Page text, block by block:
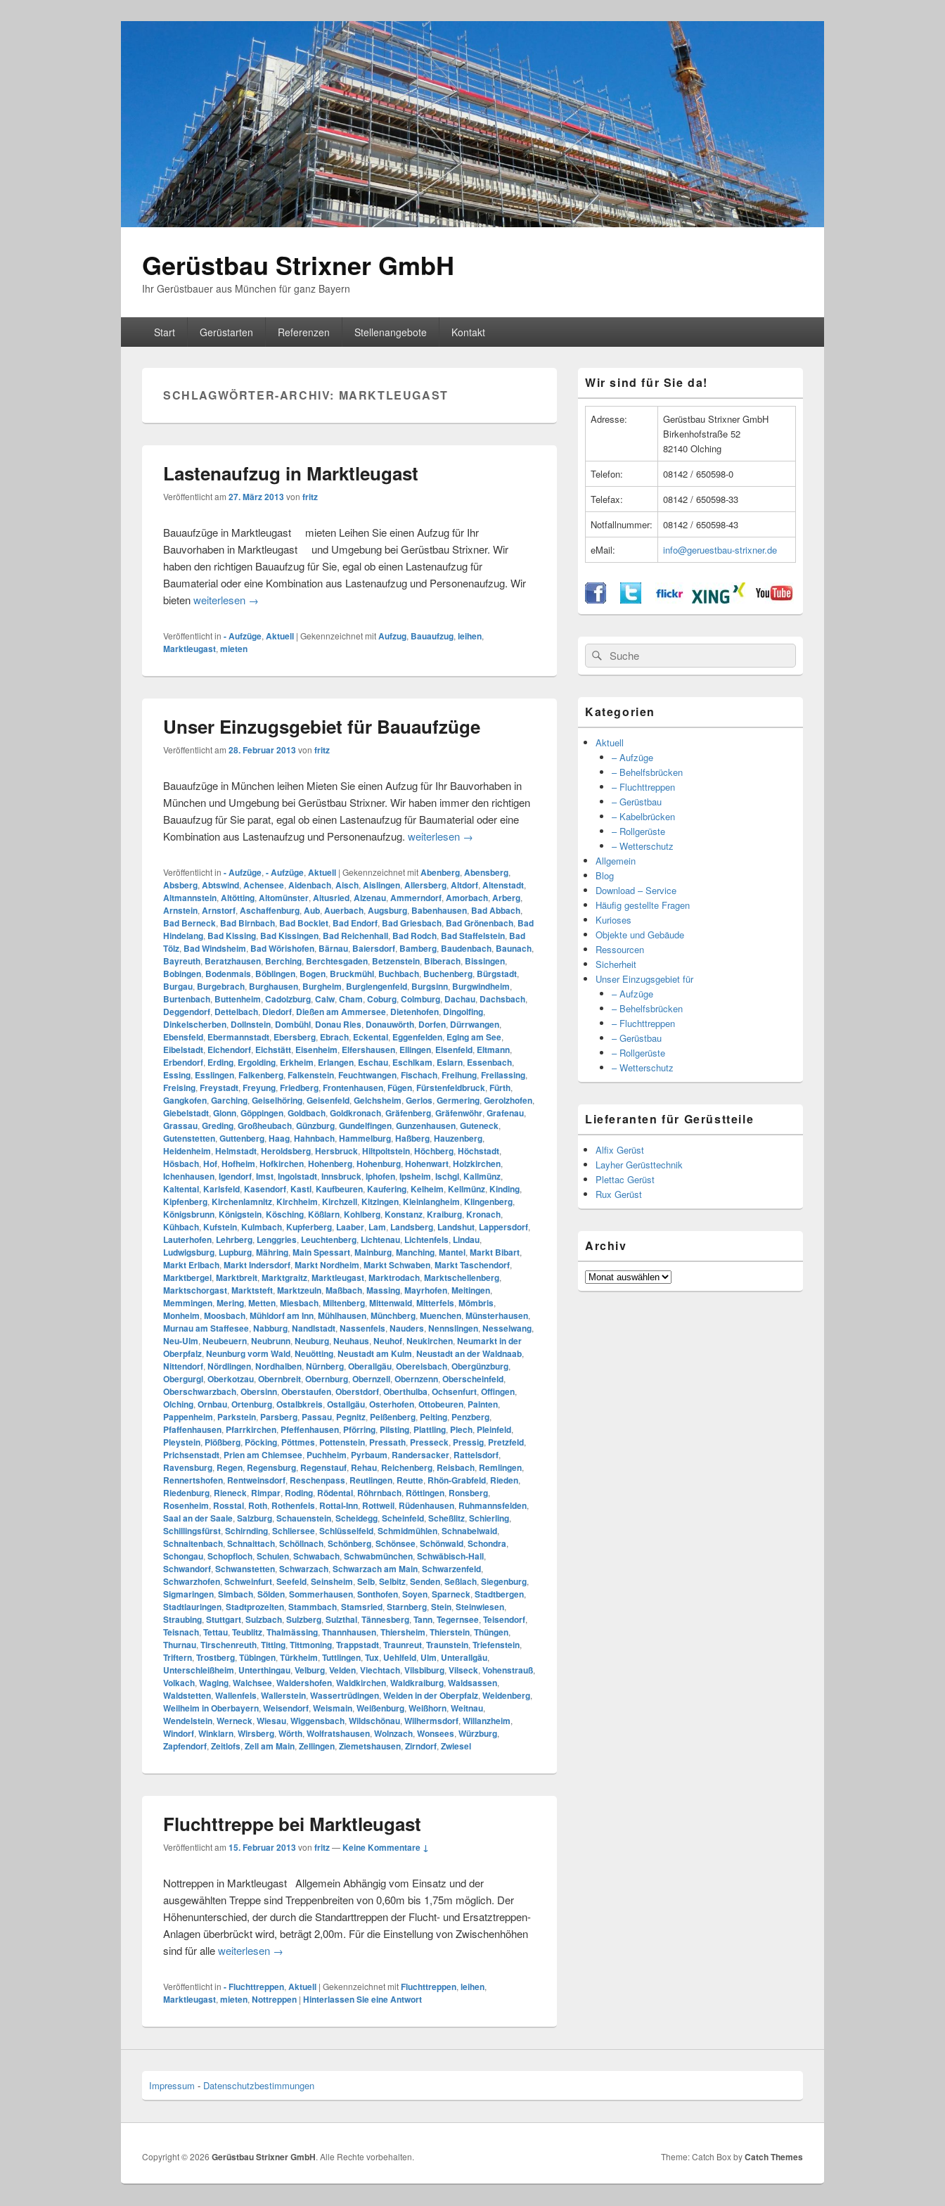
Gerüstbau Strixner GmbH
Ihr Gerüstbauer aus München für ganz Bayern
Start Gerüstarten Referenzen Stellenangebote Kontakt
SCHLAGWÖRTER-ARCHIV: MARKTLEUGAST
Lastenaufzug in Marktleugast
Veröffentlicht am 27. März 2013von fritz
Bauaufzüge in Marktleugast mieten Leihen Sie einen Aufzug für Ihr
Bauvorhaben in Marktleugast und Umgebung bei Gerüstbau Strixner. Wir
haben den richtigen Bauaufzug für Sie, egal ob einen Lastenaufzug für
Baumaterial oder eine Kombination aus Lastenaufzug und Personenaufzug. Wir
bietenweiterlesen Lastenaufzug in Marktleugast
→
Veröffentlicht in - Aufzüge, Aktuell | Gekennzeichnet mitAufzug, Bauaufzug, leihen,
Marktleugast, mieten
Unser Einzugsgebiet für Bauaufzüge
Veröffentlicht am 28. Februar 2013von fritz
Bauaufzüge in München leihen Mieten Sie einen Aufzug für Ihr Bauvorhaben in
München und Umgebung bei Gerüstbau Strixner. Wir haben immer den richtigen
Bauaufzug für Sie parat, egal ob einen Lastenaufzug für Baumaterial oder eine
Kombination aus Lastenaufzug und Personenaufzug. weiterlesen Unser Einzugsgebiet für Bauaufzüge
→
Veröffentlicht in - Aufzüge, - Aufzüge, Aktuell | Gekennzeichnet mitAbenberg, Abensberg,
Absberg, Abtswind, Achensee, Aidenbach, Aisch, Aislingen, Allersberg, Altdorf, Altenstadt,
Altmannstein, Altötting, Altomünster, Altusried, Alzenau, Ammerndorf, Amorbach, Arberg,
Arnstein, Arnstorf, Aschaffenburg, Aub, Auerbach, Augsburg, Babenhausen, Bad Abbach,
Bad Berneck, Bad Birnbach, Bad Bocklet, Bad Endorf, Bad Griesbach, Bad Grönenbach, Bad
Hindelang, Bad Kissing, Bad Kissingen, Bad Reichenhall, Bad Rodch, Bad Staffelstein, Bad
Tölz, Bad Windsheim, Bad Wörishofen, Bärnau, Baiersdorf, Bamberg, Baudenbach, Baunach,
Bayreuth, Beratzhausen, Berching, Berchtesgaden, Betzenstein, Biberach, Bissingen,
Bobingen, Bodenmais, Böblingen, Bogen, Bruckmühl, Buchbach, Buchenberg, Bürgstadt,
Burgau, Burgebrach, Burghausen, Burgheim, Burglengenfeld, Burgsinn, Burgwindheim,
Burtenbach, Buttenheim, Cadolzburg, Calw, Cham, Coburg, Colmburg, Dachau, Dachsbach,
Deggendorf, Dettelbach, Diedorf, Dießen am Ammersee, Dietenhofen, Dingolfing,
Dinkelscherben, Dollnstein, Dombühl, Donau Ries, Donauwörth, Dorfen, Dürrwangen,
Ebensfeld, Ebermannstadt, Ebersberg, Ebrach, Eckental, Eggenfelden, Eging am See,
Eibelstadt, Eichendorf, Eichstätt, Eisenheim, Elfershausen, Ellingen, Elsenfeld, Eltmann,
Erbendorf, Erding, Ergolding, Erkheim, Erlangen, Eschau, Eschlkam, Eslarn, Essenbach,
Essing, Esslingen, Falkenberg, Falkenstein, Feuchtwangen, Fischach, Freihung, Freilassing,
Freising, Freystadt, Freyung, Friedberg, Frontenhausen, Fügen, Fürstenfeldbruck, Fürth,
Gangkofen, Garching, Geiselhöring, Geisenfeld, Gelchsheim, Gerlos, Germering, Gerolzhofen,
Giebelstadt, Glonn, Göppingen, Goldbach, Goldkronach, Gräfenberg, Gräfenwöhr, Grafenau,
Grassau, Greding, Großheubach, Günzburg, Gundelfingen, Gunzenhausen, Guteneck,
Gutenstetten, Guttenberg, Haag, Hahnbach, Hammelburg, Haßberg, Hauzenberg,
Heidenheim, Helmstadt, Heroldsberg, Hersbruck, Hiltpoltstein, Höchberg, Höchstadt,
Hösbach, Hof, Hofheim, Hofkirchen, Hohenberg, Hohenburg, Hohenwart, Holzkirchen,
Ichenhausen, Igendorf, Imst, Ingolstadt, Innsbruck, Iphofen, Ipsheim, Ischgl, Kallmünz,
Kaltental, Karlsfeld, Kasendorf, Kastl, Kaufbeuren, Kaufering, Kelheim, Kellmünz, Kinding,
Kipfenberg, Kirchenlamnitz, Kirchheim, Kirchzell, Kitzingen, Kleinlangheim, Klingenberg,
Königsbrunn, Königstein, Kösching, Kößlarn, Kohlberg, Konstanz, Kraiburg, Kronach,
Kühbach, Kufstein, Kulmbach, Kupferberg, Laaber, Lam, Landsberg, Landshut, Lappersdorf,
Lauterhofen, Lehrberg, Lenggries, Leuchtenberg, Lichtenau, Lichtenfels, Lindau,
Ludwigsburg, Lupburg, Mähring, Main Spessart, Mainburg, Manching, Mantel, Markt Bibart,
Markt Erlbach, Markt Indersdorf, Markt Nordheim, Markt Schwaben, Markt Taschendorf,
Marktbergel, Marktbreit, Marktgraitz, Marktleugast, Marktrodach, Marktschellenberg,
Marktschorgast, Marktsteft, Marktzeuln, Maßbach, Massing, Mayrhofen, Meitingen,
Memmingen, Mering, Metten, Miesbach, Miltenberg, Mittenwald, Mitterfels, Mömbris,
Monheim, Moosbach, Mühldorf am Inn, Mühlhausen, Münchberg, Muenchen, Münsterhausen,
Murnau am Staffesee, Nabburg, Nandlstadt, Nassenfels, Nauders, Nennslingen, Nesselwang,
Neu-Ulm, Neubeuern, Neubrunn, Neuburg, Neuhaus, Neuhof, Neukirchen, Neumarkt in der
Oberpfalz, Neunburg vorm Wald, Neuötting, Neustadt am Kulm, Neustadt an der Waldnaab,
Nittendorf, Nördlingen, Nordhalben, Nürnberg, Oberallgäu, Oberelsbach, Obergünzburg,
Obergurgl, Oberkotzau, Obernbreit, Obernburg, Obernzell, Obernzenn, Oberscheinfeld,
Oberschwarzbach, Obersinn, Oberstaufen, Oberstdorf, Oberthulba, Ochsenfurt, Offingen,
Olching, Ornbau, Ortenburg, Ostalbkreis, Ostallgäu, Osterhofen, Ottobeuren, Painten,
Pappenheim, Parkstein, Parsberg, Passau, Pegnitz, Peißenberg, Peiting, Penzberg,
Pfaffenhausen, Pfarrkirchen, Pfeffenhausen, Pförring, Pilsting, Plattling, Plech, Pleinfeld,
Pleystein, Plößberg, Pöcking, Pöttmes, Pottenstein, Pressath, Presseck, Pressig, Pretzfeld,
Prichsenstadt, Prien am Chiemsee, Puchheim, Pyrbaum, Randersacker, Rattelsdorf,
Ravensburg, Regen, Regensburg, Regenstauf, Rehau, Reichenberg, Reisbach, Remlingen,
Rennertshofen, Rentweinsdorf, Reschenpass, Reutlingen, Reutte, Rhön-Grabfeld, Rieden,
Riedenburg, Rieneck, Rimpar, Roding, Rödental, Röhrnbach, Röttingen, Ronsberg,
Rosenheim, Rosstal, Roth, Rothenfels, Rottal-Inn, Rottweil, Rüdenhausen, Ruhmannsfelden,
Saal an der Saale, Salzburg, Schauenstein, Scheidegg, Scheinfeld, Scheßlitz, Schierling,
Schillingsfürst, Schirnding, Schliersee, Schlüsselfeld, Schmidmühlen, Schnabelwaid,
Schnaitenbach, Schnaittach, Schöllnach, Schönberg, Schönsee, Schönwald, Schondra,
Schongau, Schopfloch, Schulen, Schwabach, Schwabmünchen, Schwäbisch-Hall,
Schwandorf, Schwanstetten, Schwarzach, Schwarzach am Main, Schwarzenfeld,
Schwarzhofen, Schweinfurt, Seefeld, Seinsheim, Selb, Selbitz, Senden, Seßlach, Siegenburg,
Sigmaringen, Simbach, Sölden, Sommerhausen, Sonthofen, Soyen, Sparneck, Stadtbergen,
Stadtlauringen, Stadtprozelten, Stammbach, Stamsried, Starnberg, Stein, Steinwiesen,
Straubing, Stuttgart, Sulzbach, Sulzberg, Sulzthal, Tännesberg, Tann, Tegernsee, Teisendorf,
Teisnach, Tettau, Teublitz, Thalmässing, Thannhausen, Thiersheim, Thierstein, Thüngen,
Thurnau, Tirschenreuth, Titting, Tittmoning, Trappstadt, Traunreut, Traunstein, Triefenstein,
Triftern, Trostberg, Tübingen, Türkheim, Tuttlingen, Tux, Uehlfeld, Ulm, Unterallgäu,
Unterschleißheim, Unterthingau, Velburg, Velden, Viechtach, Vilsbiburg, Vilseck, Vohenstrauß,
Volkach, Waging, Walchsee, Waldershofen, Waldkirchen, Waldkraiburg, Waldsassen,
Waldstetten, Wallenfels, Wallerstein, Wassertrüdingen, Weiden in der Oberpfalz, Weidenberg,
Weilheim in Oberbayern, Weisendorf, Weismain, Weißenburg, Weißhorn, Weitnau,
Wendelstein, Werneck, Wiesau, Wiggensbach, Wildschönau, Wilhermsdorf, Willanzheim,
Windorf, Winklarn, Wirsberg, Wörth, Wolfratshausen, Wolnzach, Wonsees, Würzburg,
Zapfendorf, Zeitlofs, Zell am Main, Zellingen, Ziemetshausen, Zirndorf, Zwiesel
Fluchttreppe bei Marktleugast
Veröffentlicht am 15. Februar 2013von fritz—Keine Kommentare ↓
Nottreppen in Marktleugast Allgemein Abhängig vom Einsatz und der
ausgewählten Treppe sind Treppenbreiten von 0,60m bis 1,75m möglich. Der
Höhenunterschied, der durch die Standarttreppen der Flucht- und Ersatztreppen-
Anlagen überbrückt wird, beträgt 2,00m. Für die Einstellung von Zwischenhöhen
sind für alleweiterlesen Fluchttreppe bei Marktleugast
→
Veröffentlicht in - Fluchttreppen, Aktuell | Gekennzeichnet mitFluchttreppen, leihen,
Marktleugast, mieten, Nottreppen | Hinterlassen Sie eine Antwort
Seitenleisten
Widget-
Wir sind für Sie da!
Adresse:
Gerüstbau Strixner GmbH
Birkenhofstraße 52
82140 Olching
Telefon:
08142 / 650598-0
Telefax:
08142 / 650598-33
Notfallnummer:
08142 / 650598-43
eMail:
info@geruestbau-strixner.de
Suche
nach:
Kategorien
Aktuell
– Aufzüge
– Behelfsbrücken
– Fluchttreppen
– Gerüstbau
– Kabelbrücken
– Rollgerüste
– Wetterschutz
Allgemein
Blog
Download – Service
Häufig gestellte Fragen
Kurioses
Objekte und Gebäude
Ressourcen
Sicherheit
Unser Einzugsgebiet für
– Aufzüge
– Behelfsbrücken
– Fluchttreppen
– Gerüstbau
– Rollgerüste
– Wetterschutz
Lieferanten für Gerüstteile
Alfix Gerüst
Layher Gerüsttechnik
Plettac Gerüst
Rux Gerüst
Archiv
Archiv
Impressum - Datenschutzbestimmungen
Copyright © 2026 Gerüstbau Strixner GmbH. Alle Rechte vorbehalten. Theme: Catch Box byCatch Themes